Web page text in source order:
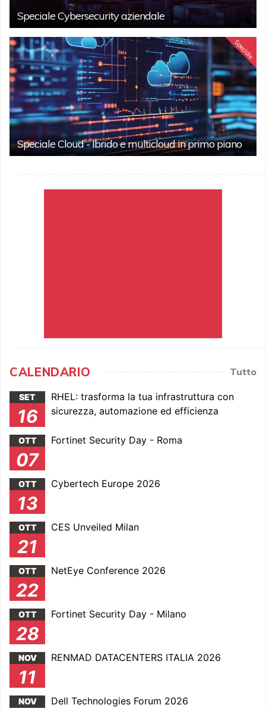
Speciale Cybersecurity aziendale
Speciale
Speciale Cloud - Ibrido e multicloud in primo piano
CALENDARIO Tutto
SET
16
RHEL: trasforma la tua infrastruttura con
sicurezza, automazione ed efficienza
OTT
07
Fortinet Security Day - Roma
OTT
13
Cybertech Europe 2026
OTT
21
CES Unveiled Milan
OTT
22
NetEye Conference 2026
OTT
28
Fortinet Security Day - Milano
NOV
11
RENMAD DATACENTERS ITALIA 2026
NOV Dell Technologies Forum 2026